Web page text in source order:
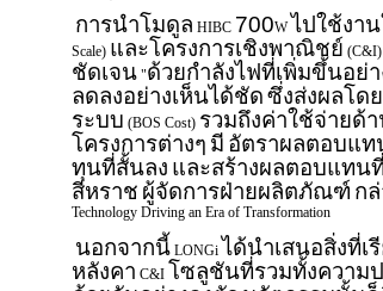
การนำโมดูล HIBC 700Wไปใช้งา
Scale) และโครงการเชิงพาณิชย์ (C&I)
ชัดเจน "ด้วยกำลังไฟที่เพิ่มขึ้นอย่
ลดลงอย่างเห็นได้ชัดซึ่งส่งผลโด
ระบบ (BOS Cost) รวมถึงค่าใช้จ่ายด้
โครงการต่างๆ มี อัตราผลตอบแท
ทุนที่สั้นลง และสร้างผลตอบแทน
สีหราช ผู้จัดการฝ่ายผลิตภัณฑ์ ก
Technology Driving an Era of Transformation
นอกจากนี้ LONGi ได้นำเสนอสิ่งที่เ
หลังคา C&I โซลูชันที่รวมทั้งความ